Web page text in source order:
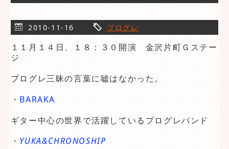
2010-11-16 プログレ
１１月１４日、１８：３０開演 金沢片町Ｇステー
ジ
プログレ三昧の言葉に嘘はなかった。
・ BARAKA
ギター中心の世界で活躍しているプログレバンド
・ YUKA&CHRONOSHIP